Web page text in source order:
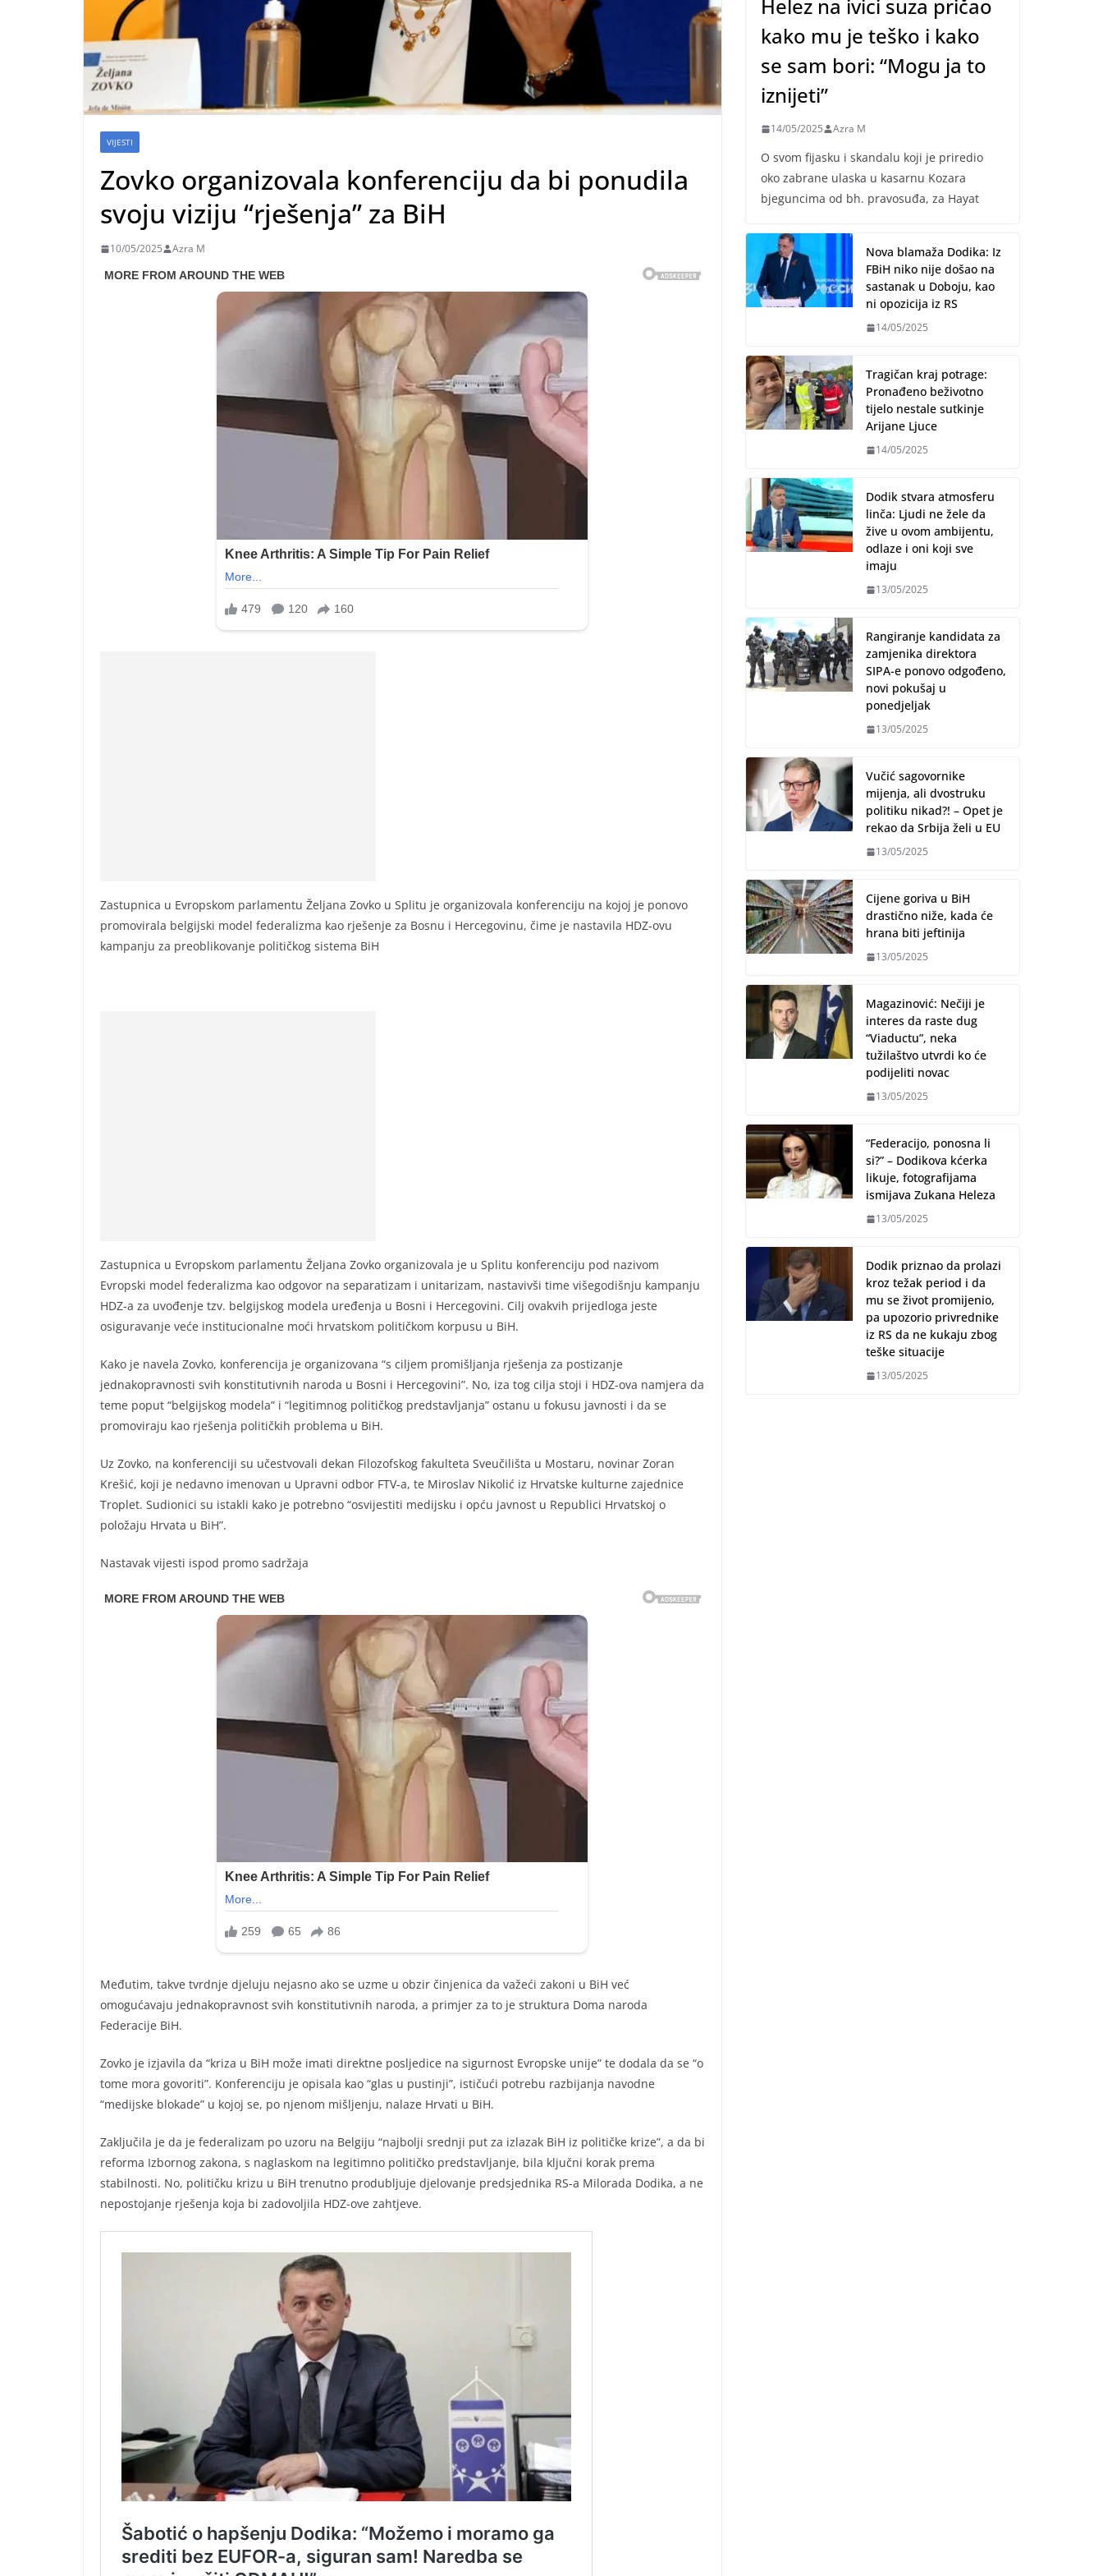
VIJESTI
Zovko organizovala konferenciju da bi ponudila
svoju viziju “rješenja” za BiH
10/05/2025 Azra M
Zastupnica u Evropskom parlamentu Željana Zovko u Splitu je organizovala konferenciju na kojoj je ponovo
promovirala belgijski model federalizma kao rješenje za Bosnu i Hercegovinu, čime je nastavila HDZ-ovu
kampanju za preoblikovanje političkog sistema BiH
Zastupnica u Evropskom parlamentu Željana Zovko organizovala je u Splitu konferenciju pod nazivom
Evropski model federalizma kao odgovor na separatizam i unitarizam, nastavivši time višegodišnju kampanju
HDZ-a za uvođenje tzv. belgijskog modela uređenja u Bosni i Hercegovini. Cilj ovakvih prijedloga jeste
osiguravanje veće institucionalne moći hrvatskom političkom korpusu u BiH.
Kako je navela Zovko, konferencija je organizovana “s ciljem promišljanja rješenja za postizanje
jednakopravnosti svih konstitutivnih naroda u Bosni i Hercegovini”. No, iza tog cilja stoji i HDZ-ova namjera da
teme poput “belgijskog modela” i “legitimnog političkog predstavljanja” ostanu u fokusu javnosti i da se
promoviraju kao rješenja političkih problema u BiH.
Uz Zovko, na konferenciji su učestvovali dekan Filozofskog fakulteta Sveučilišta u Mostaru, novinar Zoran
Krešić, koji je nedavno imenovan u Upravni odbor FTV-a, te Miroslav Nikolić iz Hrvatske kulturne zajednice
Troplet. Sudionici su istakli kako je potrebno “osvijestiti medijsku i opću javnost u Republici Hrvatskoj o
položaju Hrvata u BiH”.
Nastavak vijesti ispod promo sadržaja
Međutim, takve tvrdnje djeluju nejasno ako se uzme u obzir činjenica da važeći zakoni u BiH već
omogućavaju jednakopravnost svih konstitutivnih naroda, a primjer za to je struktura Doma naroda
Federacije BiH.
Zovko je izjavila da “kriza u BiH može imati direktne posljedice na sigurnost Evropske unije” te dodala da se “o
tome mora govoriti”. Konferenciju je opisala kao “glas u pustinji”, ističući potrebu razbijanja navodne
“medijske blokade” u kojoj se, po njenom mišljenju, nalaze Hrvati u BiH.
Zaključila je da je federalizam po uzoru na Belgiju “najbolji srednji put za izlazak BiH iz političke krize”, a da bi
reforma Izbornog zakona, s naglaskom na legitimno političko predstavljanje, bila ključni korak prema
stabilnosti. No, političku krizu u BiH trenutno produbljuje djelovanje predsjednika RS-a Milorada Dodika, a ne
nepostojanje rješenja koja bi zadovoljila HDZ-ove zahtjeve.
Helez na ivici suza pričao
kako mu je teško i kako
se sam bori: “Mogu ja to
iznijeti”
14/05/2025 Azra M
O svom fijasku i skandalu koji je priredio
oko zabrane ulaska u kasarnu Kozara
bjeguncima od bh. pravosuđa, za Hayat
Nova blamaža Dodika: Iz
FBiH niko nije došao na
sastanak u Doboju, kao
ni opozicija iz RS
14/05/2025
Tragičan kraj potrage:
Pronađeno beživotno
tijelo nestale sutkinje
Arijane Ljuce
14/05/2025
Dodik stvara atmosferu
linča: Ljudi ne žele da
žive u ovom ambijentu,
odlaze i oni koji sve
imaju
13/05/2025
Rangiranje kandidata za
zamjenika direktora
SIPA-e ponovo odgođeno,
novi pokušaj u
ponedjeljak
13/05/2025
Vučić sagovornike
mijenja, ali dvostruku
politiku nikad?! – Opet je
rekao da Srbija želi u EU
13/05/2025
Cijene goriva u BiH
drastično niže, kada će
hrana biti jeftinija
13/05/2025
Magazinović: Nečiji je
interes da raste dug
“Viaductu”, neka
tužilaštvo utvrdi ko će
podijeliti novac
13/05/2025
“Federacijo, ponosna li
si?” – Dodikova kćerka
likuje, fotografijama
ismijava Zukana Heleza
13/05/2025
Dodik priznao da prolazi
kroz težak period i da
mu se život promijenio,
pa upozorio privrednike
iz RS da ne kukaju zbog
teške situacije
13/05/2025